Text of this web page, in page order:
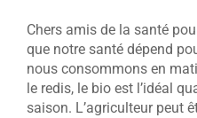
Chers amis de la santé
que notre santé dépend
nous consommons en
le redis, le bio est l’idéal
saison. L’agriculteur peut